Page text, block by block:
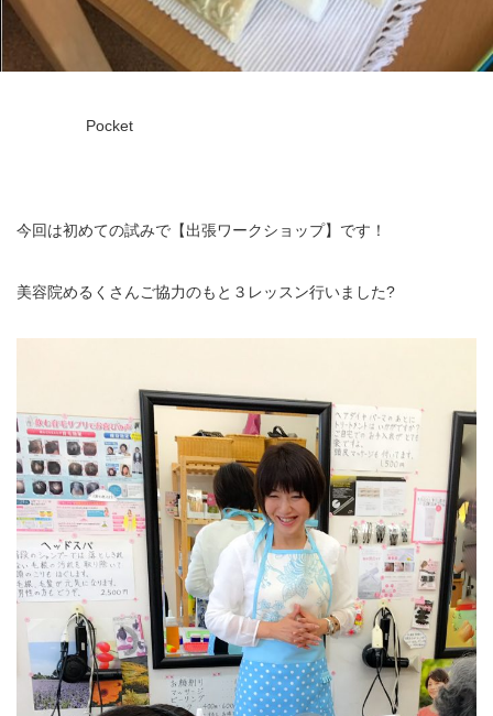
Pocket
今回は初めての試みで【出張ワークショップ】です！
美容院めるくさんご協力のもと３レッスン行いました?